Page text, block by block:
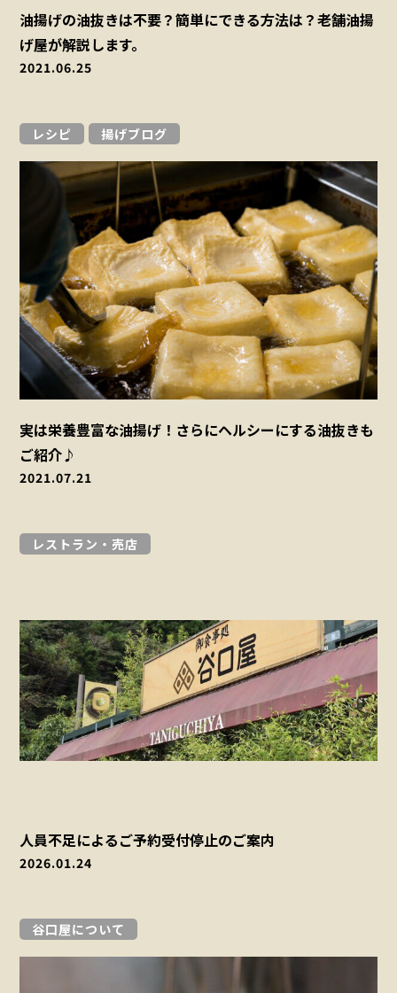
油揚げの油抜きは不要？簡単にできる方法は？老舗油揚
げ屋が解説します。
2021.06.25
レシピ 揚げブログ
実は栄養豊富な油揚げ！さらにヘルシーにする油抜きも
ご紹介♪
2021.07.21
レストラン・売店
人員不足によるご予約受付停止のご案内
2026.01.24
谷口屋について